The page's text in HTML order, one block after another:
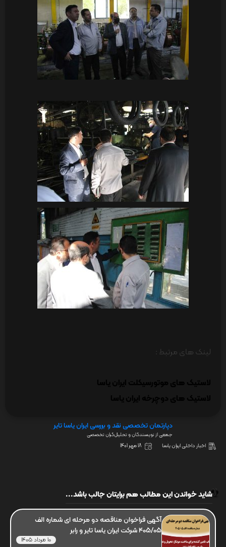
لینک های مرتبط :
دپارتمان تخصصی نقد و بررسی ایران یاسا تایر
جمعی از نویسندگان و تحلیل‌گران تخصصی
اخبار داخلی ایران یاسا 18 مهر 1401
شاید خواندن این مطالب هم برایتان جالب باشد...
آگهی فراخوان مناقصه دو مرحله ای شماره الف
405/05 شرکت ایران یاسا تایر و رابر
10 مرداد 1405